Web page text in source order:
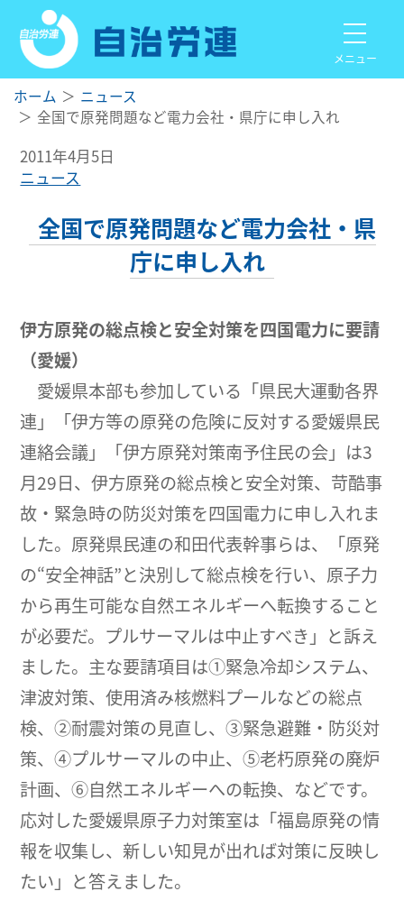
メニュー
ホーム
ニュース
全国で原発問題など電力会社・県庁に申し入れ
2011年4月5日
ニュース
全国で原発問題など電力会社・県
庁に申し入れ
伊方原発の総点検と安全対策を四国電力に要請
（愛媛）
愛媛県本部も参加している「県民大運動各界
連」「伊方等の原発の危険に反対する愛媛県民
連絡会議」「伊方原発対策南予住民の会」は3
月29日、伊方原発の総点検と安全対策、苛酷事
故・緊急時の防災対策を四国電力に申し入れま
した。原発県民連の和田代表幹事らは、「原発
の“安全神話”と決別して総点検を行い、原子力
から再生可能な自然エネルギーへ転換すること
が必要だ。プルサーマルは中止すべき」と訴え
ました。主な要請項目は①緊急冷却システム、
津波対策、使用済み核燃料プールなどの総点
検、②耐震対策の見直し、③緊急避難・防災対
策、④プルサーマルの中止、⑤老朽原発の廃炉
計画、⑥自然エネルギーへの転換、などです。
応対した愛媛県原子力対策室は「福島原発の情
報を収集し、新しい知見が出れば対策に反映し
たい」と答えました。